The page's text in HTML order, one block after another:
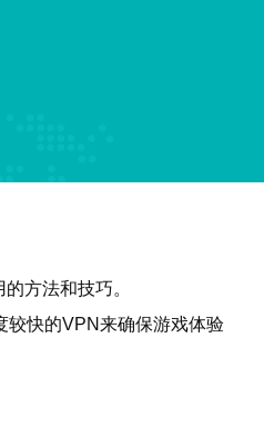
方法和技巧。
较快的VPN来确保游戏体验